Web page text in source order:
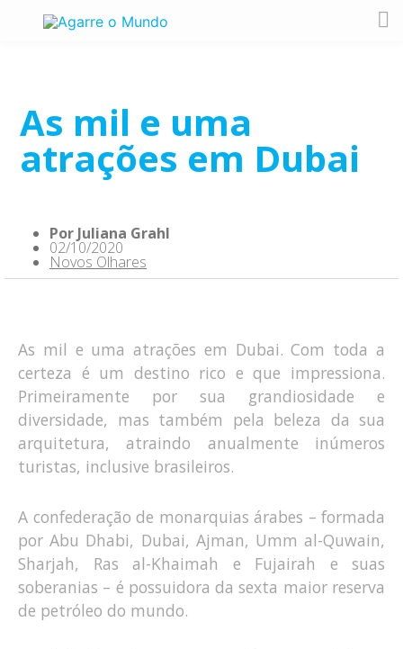
As mil e uma
atrações em Dubai
Por Juliana Grahl
02/10/2020
Novos Olhares
As mil e uma atrações em Dubai. Com toda a
certeza é um destino rico e que impressiona.
Primeiramente por sua grandiosidade e
diversidade, mas também pela beleza da sua
arquitetura, atraindo anualmente inúmeros
turistas, inclusive brasileiros.
A confederação de monarquias árabes – formada
por Abu Dhabi, Dubai, Ajman, Umm al-Quwain,
Sharjah, Ras al-Khaimah e Fujairah e suas
soberanias – é possuidora da sexta maior reserva
de petróleo do mundo.